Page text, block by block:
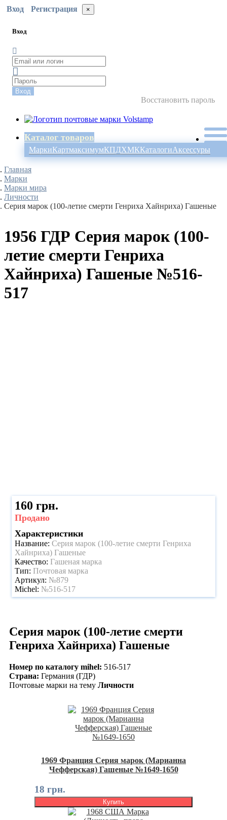
Вход Регистрация ×
Вход
Вход
Восстановить пароль
Каталог товаров
МаркиКартмаксимумКПДХМККаталогиАксессуры
Главная
Марки
Марки мира
Личности
Серия марок (100-летие смерти Генриха Хайнриха) Гашеные
1956 ГДР Серия марок (100-
летие смерти Генриха
Хайнриха) Гашеные №516-
517
160 грн.
Продано
Характеристики
Название: Серия марок (100-летие смерти Генриха
Хайнриха) Гашеные
Качество: Гашеная марка
Тип: Почтовая марка
Артикул: №879
Michel: №516-517
Серия марок (100-летие смерти
Генриха Хайнриха) Гашеные
Номер по каталогу mihel: 516-517
Страна: Германия (ГДР)
Почтовые марки на тему Личности
1969 Франция Серия марок (Марианна
Чефферская) Гашеные №1649-1650
18 грн.
Купить